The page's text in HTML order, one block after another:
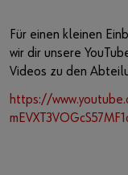
Für einen kleinen
wir dir unsere
Videos zu den
https://